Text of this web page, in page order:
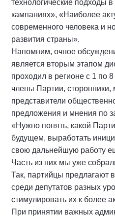
технологические подходы
кампаниях», «Наиболее
современного человека и
развития страны».
Напомним, очное
является вторым этапом
проходил в регионе с 1 по
члены Партии, сторонники,
представители
предложения и мнения по
«Нужно понять, какой
будущем, выработать
свою дальнейшую работу
Часть из них мы уже
Так, партийцы предлагают
среди депутатов разных
стимулировать их к более
При принятии важных